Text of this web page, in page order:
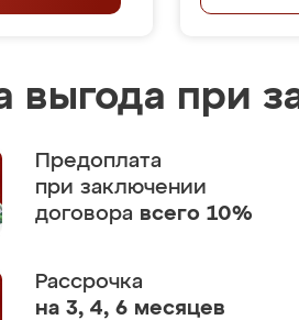
выгода при
Предоплата
при заключении
договора всего 10%
Рассрочка
на 3, 4, 6 месяцев